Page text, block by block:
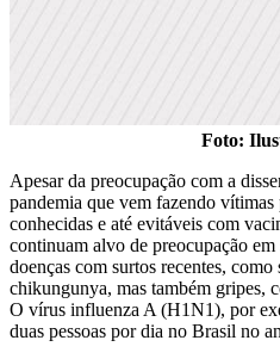
Foto:
Apesar da preocupação com a
pandemia que vem fazendo
conhecidas e até evitáveis com
continuam alvo de preocupação
doenças com surtos recentes, como
chikungunya, mas também gripes,
O vírus influenza A (H1N1), por
duas pessoas por dia no Brasil no